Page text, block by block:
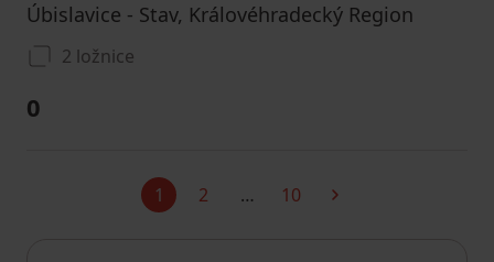
Úbislavice - Stav, Královéhradecký Region
2 ložnice
0
1Current
2 … 10 Next